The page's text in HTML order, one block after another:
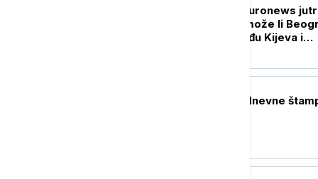
Probudite se uz Euronews
Zelenski u Srbiji-može li
da balansira između Kijeva i
Naslovne strane dnevne